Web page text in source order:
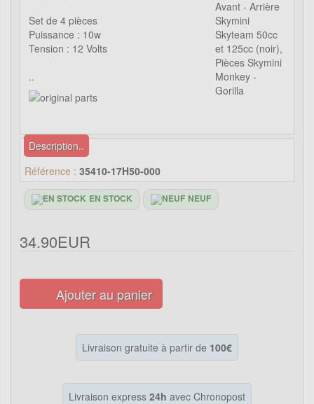
Set de 4 pièces
Puissance : 10w
Tension : 12 Volts
..
Description..
Référence : 35410-17H50-000
EN STOCK NEUF
34.90EUR
Ajouter au panier
Livraison gratuite à partir de 100€
Livraison express 24h avec Chronopost